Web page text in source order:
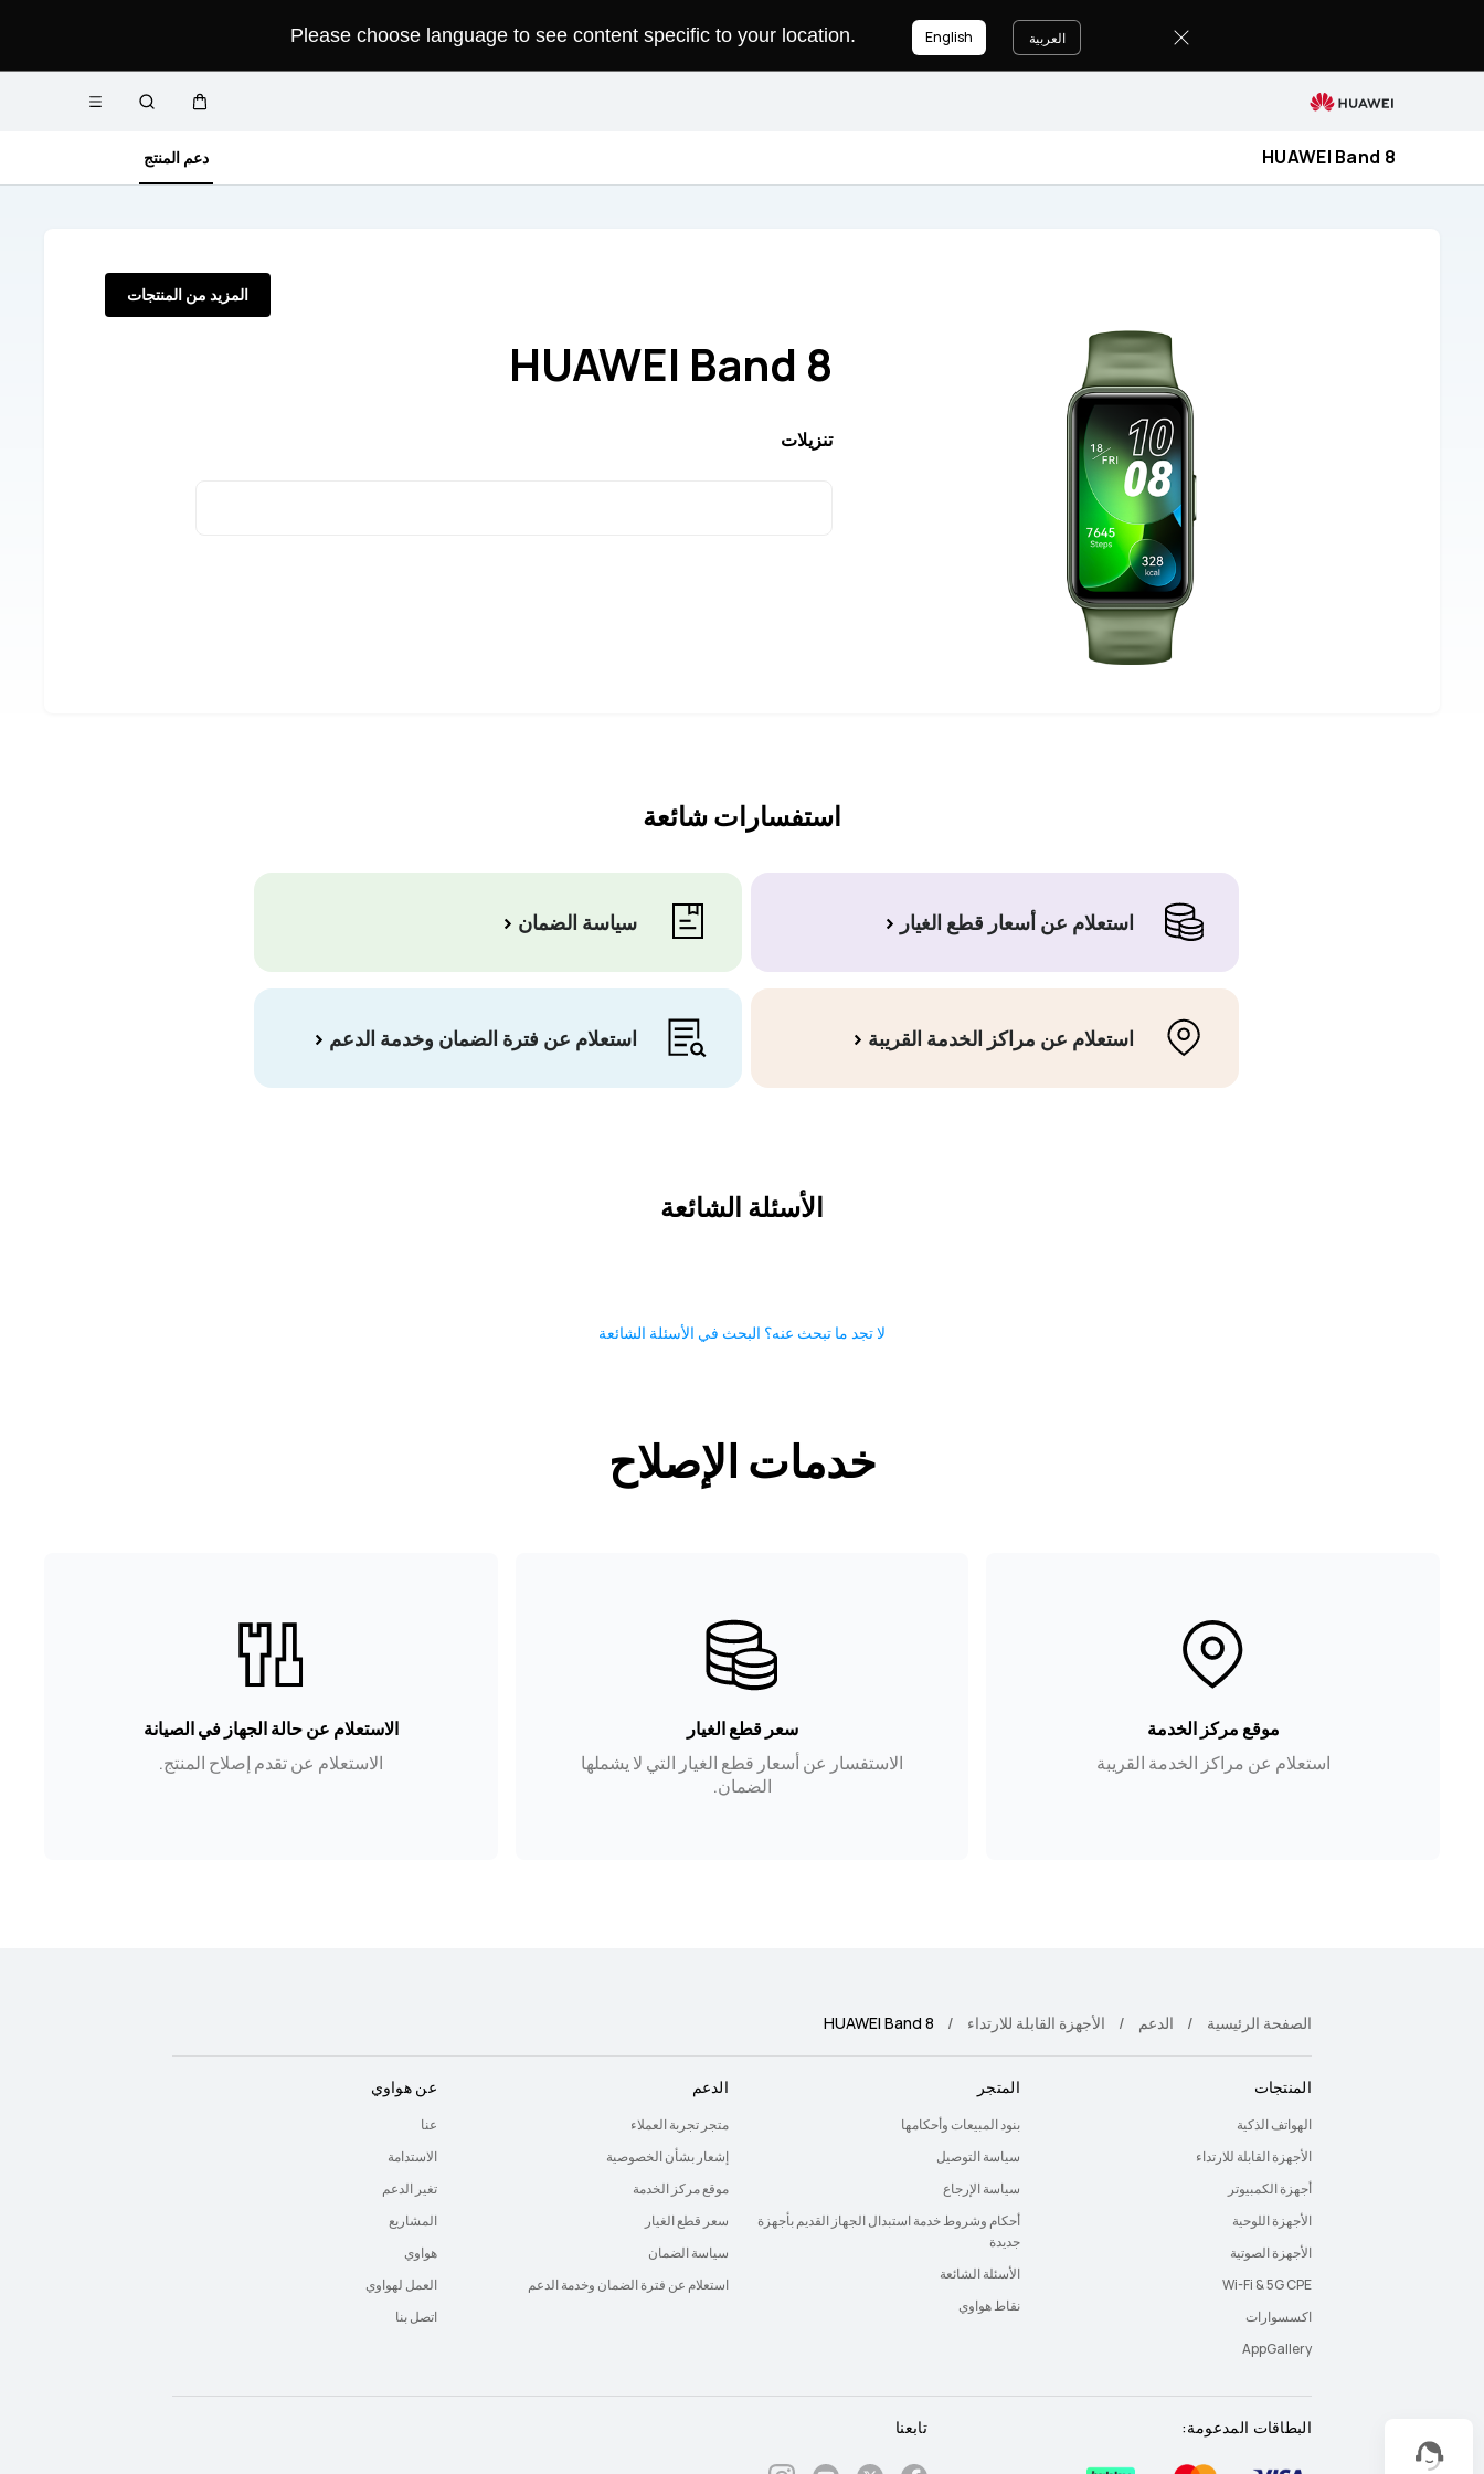
8
Please choose language to see content specific to your location. العربية English
فتح
HUAWEI Band 8 دعم المنتج
HUAWEI Band 8
تنزيلات
المزيد من المنتجات
استفسارات شائعة
استعلام عن أسعار قطع الغيار سياسة الضمان
استعلام عن مراكز الخدمة القريبة استعلام عن فترة الضمان وخدمة الدعم
الأسئلة الشائعة
لا تجد ما تبحث عنه؟ البحث في الأسئلة الشائعة
خدمات الإصلاح
موقع مركز الخدمة
استعلام عن مراكز الخدمة القريبة
سعر قطع الغيار
الاستفسار عن أسعار قطع الغيار التي لا يشملها
الضمان.
الاستعلام عن حالة الجهاز في الصيانة
الاستعلام عن تقدم إصلاح المنتج.
الصفحة الرئيسية الدعم الأجهزة القابلة للارتداء HUAWEI Band 8
المنتجات
الهواتف الذكية
الأجهزة القابلة للارتداء
أجهزة الكمبيوتر
الأجهزة اللوحية
الأجهزة الصوتية
Wi-Fi & 5G CPE
اكسسوارات
AppGallery
المتجر
بنود المبيعات وأحكامها
سياسة التوصيل
سياسة الإرجاع
أحكام وشروط خدمة استبدال الجهاز القديم بأجهزة
جديدة
الأسئلة الشائعة
نقاط هواوي
الدعم
متجر تجربة العملاء
إشعار بشأن الخصوصية
موقع مركز الخدمة
سعر قطع الغيار
سياسة الضمان
استعلام عن فترة الضمان وخدمة الدعم
عن هواوي
عنا
الاستدامة
تغير الدعم
المشاريع
هواوي
العمل لهواوي
اتصل بنا
البطاقات المدعومة: تابعنا